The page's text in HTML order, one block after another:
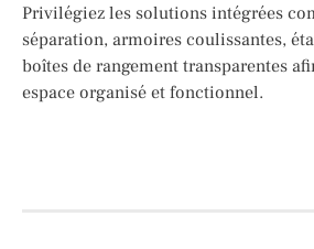
Privilégiez les solutions intégrées
séparation, armoires coulissantes,
boîtes de rangement transparentes
espace organisé et fonctionnel.